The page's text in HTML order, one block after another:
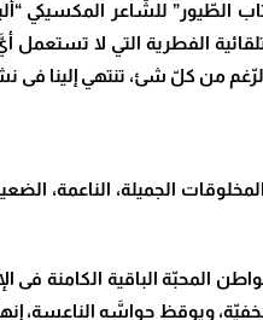
الطّيور” للشّاعر المكسيكي
الفطرية التي لا
من كلّ شئ، تنتهي إلينا فى
الجميلة، الناعمة،
المحبّة الباقية
ويوقظ حواسَّه الناعسة،